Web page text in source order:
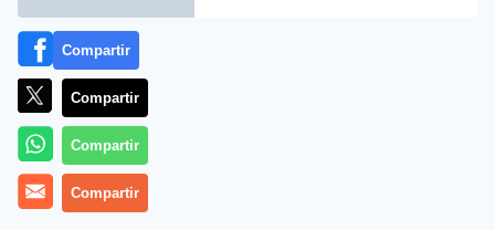
Compartir
Compartir
Compartir
Compartir